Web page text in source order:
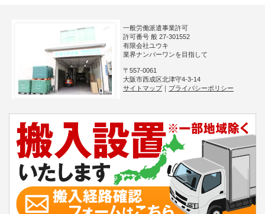
一般労働派遣事業許可
許可番号 般 27-301552
有限会社ユウキ
業界ナンバーワンを目指して
〒557-0061
大阪市西成区北津守4-3-14
サイトマップ｜ プライバシーポリシー